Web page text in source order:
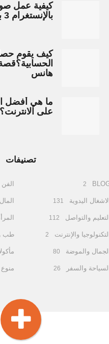
كيفية عمل
بالإنستغرام 3 بوستات؟
كيف يقوم
هانس
ما هي أفضل
على الانترنت؟
تصنيفات
2
الاشغال اليدوية 131
التعليم والتواصل 112
التكنولوجيا والإنترنت 2
الجمال والموضة 80
السياحة والسفر 26
طب
منوع